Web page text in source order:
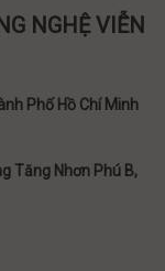
NGHỆ VIỄN
Phố Hồ Chí Minh
Tăng Nhơn Phú B,